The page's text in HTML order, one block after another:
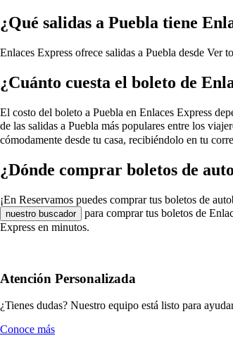
¿Qué salidas a Puebla tiene
Enlaces Express ofrece salidas a Puebla desde Ver
¿Cuánto cuesta el boleto de
El costo del boleto a Puebla en Enlaces Express
de las salidas a Puebla más populares entre los
cómodamente desde tu casa, recibiéndolo en tu
¿Dónde comprar boletos de
¡En Reservamos puedes comprar tus boletos de
nuestro buscador
para comprar tus boletos de
Express en minutos.
Atención Personalizada
¿Tienes dudas? Nuestro equipo está listo para
Conoce más